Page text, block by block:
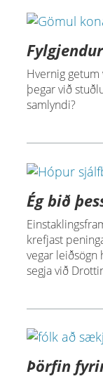
Hvernig
þegar við
samlyndi?
Ég bið
krefjast
vegar leiðsögn
segja við
Þörfin